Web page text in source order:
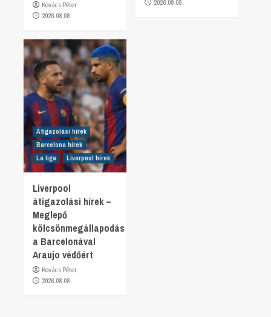
Kovács Péter
2026.08.08.
2026.08.08.
Átigazolási hírek
Barcelona hírek
La liga
Liverpool hírek
Liverpool
átigazolási hírek –
Meglepő
kölcsönmegállapodás
a Barcelonával
Araujo védőért
Kovács Péter
2026.08.08.